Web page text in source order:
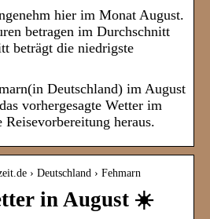
hier im Monat August.
betragen im Durchschnitt
beträgt die niedrigste
Deutschland) im August
vorhergesagte Wetter im
heraus.
› Deutschland › Fehmarn
in August ☀️